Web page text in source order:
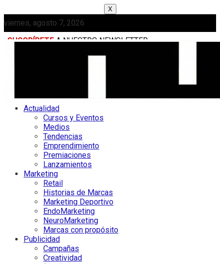
X
viernes, agosto 7, 2026
SUSCRÍBETE A NUESTRO NEWSLETTER
Actualidad
Cursos y Eventos
Medios
Tendencias
Emprendimiento
Premiaciones
Lanzamientos
Marketing
Retail
Historias de Marcas
Marketing Deportivo
EndoMarketing
NeuroMarketing
Marcas con propósito
Publicidad
Campañas
Creatividad